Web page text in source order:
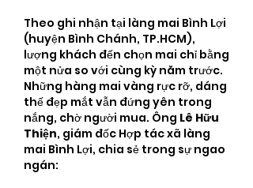
Theo ghi nhận tại làng mai Bình Lợi
(huyện Bình Chánh, TP.HCM),
lượng khách đến chọn mai chỉ bằng
một nửa so với cùng kỳ năm trước.
Những hàng mai vàng rực rỡ, dáng
thế đẹp mắt vẫn đứng yên trong
nắng, chờ người mua. Ông Lê Hữu
Thiện, giám đốc Hợp tác xã làng
mai Bình Lợi, chia sẻ trong sự ngao
ngán: